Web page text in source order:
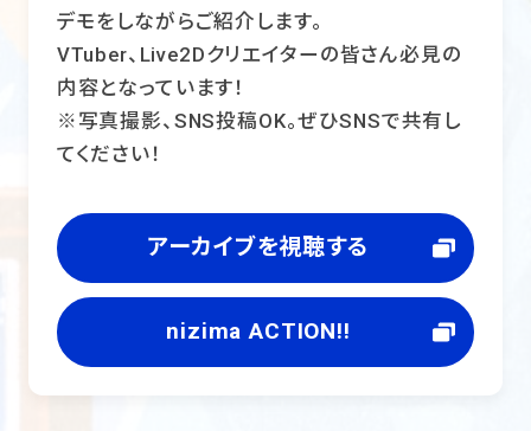
デモをしながらご紹介します。
VTuber、Live2Dクリエイターの皆さん必見の
内容となっています！
※写真撮影、SNS投稿OK。ぜひSNSで共有し
てください！
アーカイブを視聴する
nizima ACTION!!